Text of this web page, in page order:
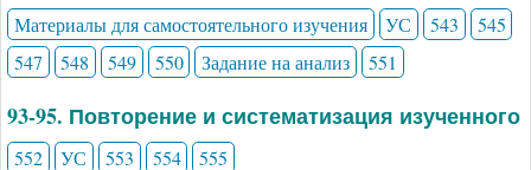
Материалы для самостоятельного изучения УС 543
545
547
548 549 550 Задание на анализ 551
93-95. Повторение и систематизация изученного
552 УС 553 554 555